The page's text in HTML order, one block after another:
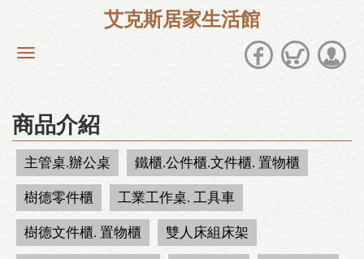
艾克斯居家生活館
商品介紹
主管桌.辦公桌 鐵櫃.公件櫃.文件櫃. 置物櫃
樹德零件櫃 工業工作桌. 工具車
樹德文件櫃. 置物櫃 雙人床組床架